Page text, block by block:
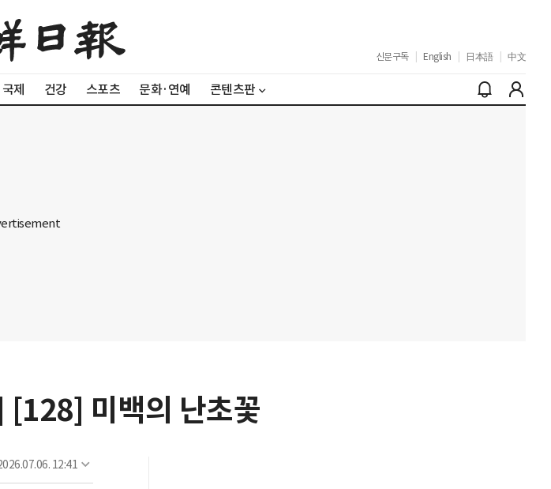
신문구독 English 日本語 中文
국제 건강 스포츠 문화·연예 콘텐츠판
[128] 미백의 난초꽃
12:41